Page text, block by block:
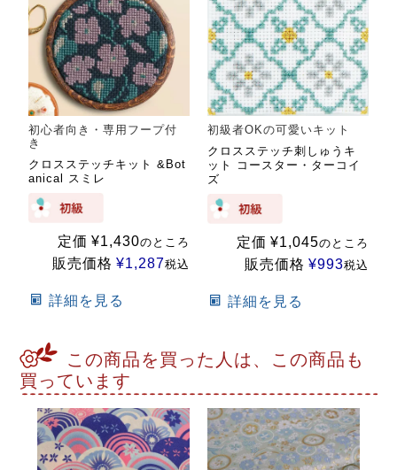
初心者向き・専用フープ付
き
クロスステッチキット &Bot
anical スミレ
定価 ¥1,430のところ
販売価格 ¥1,287税込
詳細を見る
初級者OKの可愛いキット
クロスステッチ刺しゅうキ
ット コースター・ターコイ
ズ
定価 ¥1,045のところ
販売価格 ¥993税込
詳細を見る
この商品を買った人は、この商品も
買っています